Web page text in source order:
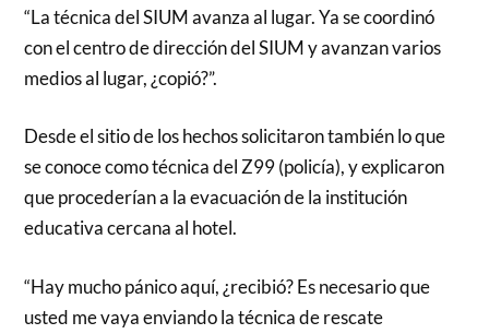
“La técnica del SIUM avanza al lugar. Ya se coordinó
con el centro de dirección del SIUM y avanzan varios
medios al lugar, ¿copió?”.
Desde el sitio de los hechos solicitaron también lo que
se conoce como técnica del Z99 (policía), y explicaron
que procederían a la evacuación de la institución
educativa cercana al hotel.
“Hay mucho pánico aquí, ¿recibió? Es necesario que
usted me vaya enviando la técnica de rescate